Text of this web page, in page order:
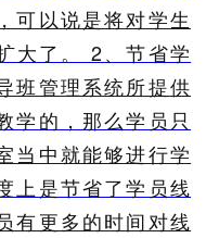
可以说是将对学生
大了。 2、节省学
班管理系统所提供
学的，那么学员只
当中就能够进行学
上是节省了学员线
有更多的时间对线